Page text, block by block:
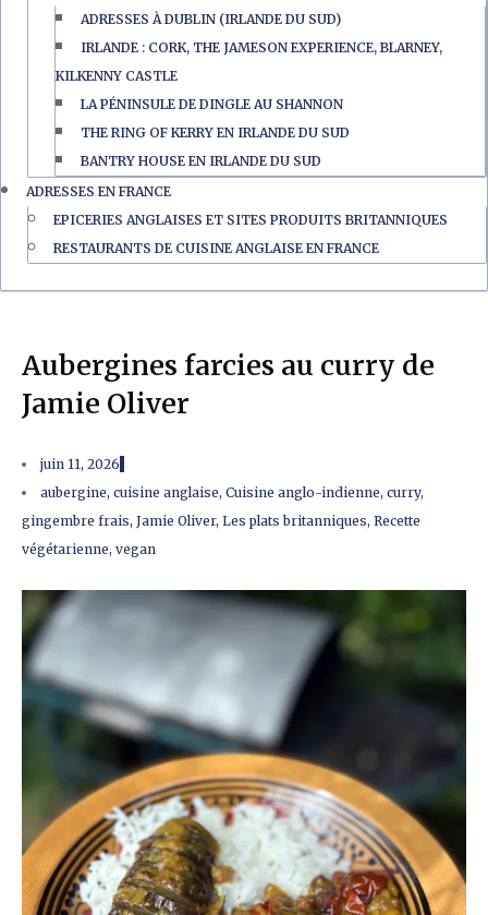
ADRESSES À DUBLIN (IRLANDE DU SUD)
IRLANDE : CORK, THE JAMESON EXPERIENCE, BLARNEY,
KILKENNY CASTLE
LA PÉNINSULE DE DINGLE AU SHANNON
THE RING OF KERRY EN IRLANDE DU SUD
BANTRY HOUSE EN IRLANDE DU SUD
ADRESSES EN FRANCE
EPICERIES ANGLAISES ET SITES PRODUITS BRITANNIQUES
RESTAURANTS DE CUISINE ANGLAISE EN FRANCE
Aubergines farcies au curry de
Jamie Oliver
juin 11, 2026
aubergine, cuisine anglaise, Cuisine anglo-indienne, curry,
gingembre frais, Jamie Oliver, Les plats britanniques, Recette
végétarienne, vegan